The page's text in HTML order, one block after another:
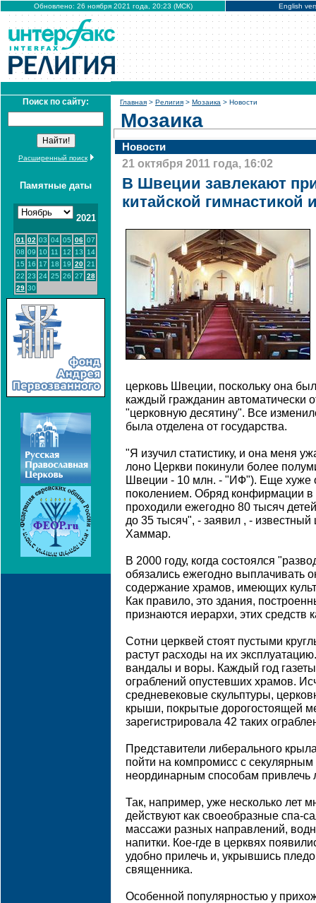
Обновлено: 26 ноября 2021 года, 20:23 (МСК) English
Поиск по сайту:
Расширенный поиск
Памятные даты
2021
01 02 03 04 05 06 07
08 09 10 11 12 13
14
15 16 17 18 19 20 21
22 23 24 25 26 27 28
29 30
Главная > Религия > Мозаика > Новости
Мозаика
Новости
21 октября 2011 года, 16:02
В Швеции завлекают
китайской гимнастикой
церковь Швеции, поскольку она
каждый гражданин автоматически
"церковную десятину". Все
была отделена от государства.
"Я изучил статистику, и она меня
лоно Церкви покинули более
Швеции - 10 млн. - "ИФ"). Еще хуже
поколением. Обряд конфирмации в
проходили ежегодно 80 тысяч
до 35 тысяч", - заявил , -
Хаммар.
В 2000 году, когда состоялся
обязались ежегодно выплачивать
содержание храмов, имеющих
Как правило, это здания,
признаются иерархи, этих средств
Сотни церквей стоят пустыми
растут расходы на их
вандалы и воры. Каждый год
ограблений опустевших храмов.
средневековые скульптуры,
крыши, покрытые дорогостоящей
зарегистрировала 42 таких
Представители либерального
пойти на компромисс с
неординарным способам
Так, например, уже несколько лет
действуют как своеобразные спа-
массажи разных направлений,
напитки. Кое-где в церквях
удобно прилечь и, укрывшись
священника.
Особенной популярностью у